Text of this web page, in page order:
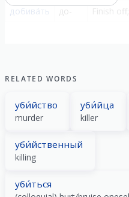
добива́ть
RELATED WORDS
уби́йство
murder
уби́йца
killer
уби́йственный
killing
уби́ться